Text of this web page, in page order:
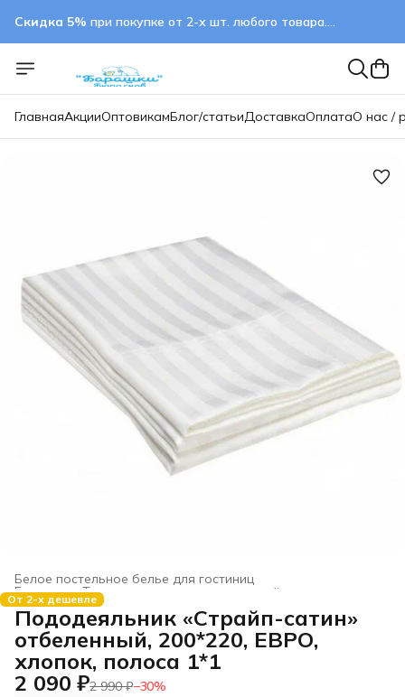
Скидка 5% при покупке от 2-х шт. любого товара.
ГлавнаяАкцииОптовикамБлог/статьиДоставкаОплатаО нас /
Белое постельное белье для гостиниц
Текстиль для гостиниц и отелей
Главная ›
От 2-х дешевле
Пододеяльник «Страйп-сатин»
отбеленный, 200*220, ЕВРО,
хлопок, полоса 1*1
2 090 ₽2 990 ₽−30%